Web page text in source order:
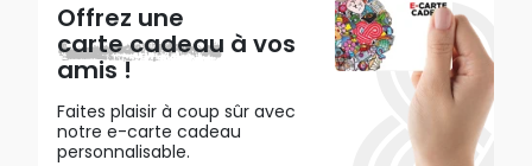
Offrez une
carte cadeau à vos
amis !
Faites plaisir à coup sûr avec
notre e-carte cadeau
personnalisable.